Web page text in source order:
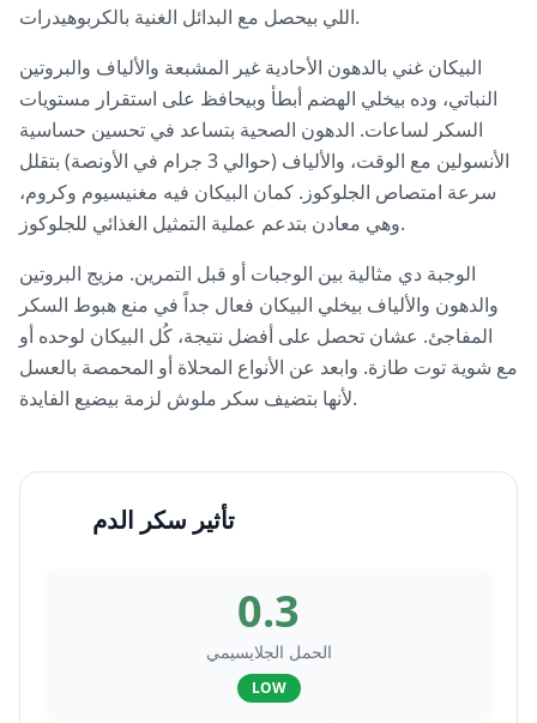
اللي بيحصل مع البدائل الغنية بالكربوهيدرات.
البيكان غني بالدهون الأحادية غير المشبعة والألياف والبروتين
النباتي، وده بيخلي الهضم أبطأ وبيحافظ على استقرار مستويات
السكر لساعات. الدهون الصحية بتساعد في تحسين حساسية
الأنسولين مع الوقت، والألياف (حوالي 3 جرام في الأونصة) بتقلل
سرعة امتصاص الجلوكوز. كمان البيكان فيه مغنيسيوم وكروم،
وهي معادن بتدعم عملية التمثيل الغذائي للجلوكوز.
الوجبة دي مثالية بين الوجبات أو قبل التمرين. مزيج البروتين
والدهون والألياف بيخلي البيكان فعال جداً في منع هبوط السكر
المفاجئ. عشان تحصل على أفضل نتيجة، كُل البيكان لوحده أو
مع شوية توت طازة. وابعد عن الأنواع المحلاة أو المحمصة بالعسل
لأنها بتضيف سكر ملوش لزمة بيضيع الفايدة.
تأثير سكر الدم
0.3
الحمل الجلايسيمي
LOW